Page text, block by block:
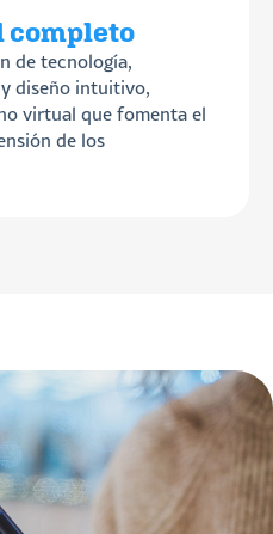
completo
de tecnología,
diseño intuitivo,
virtual que fomenta el
de los